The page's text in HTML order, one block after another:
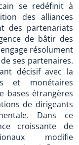
se redéfinit à
des alliances
des partenariats
de bâtir des
résolument
ses partenaires.
décisif avec la
et monétaires
bases étrangères
de dirigeants
Dans ce
croissante de
modifie